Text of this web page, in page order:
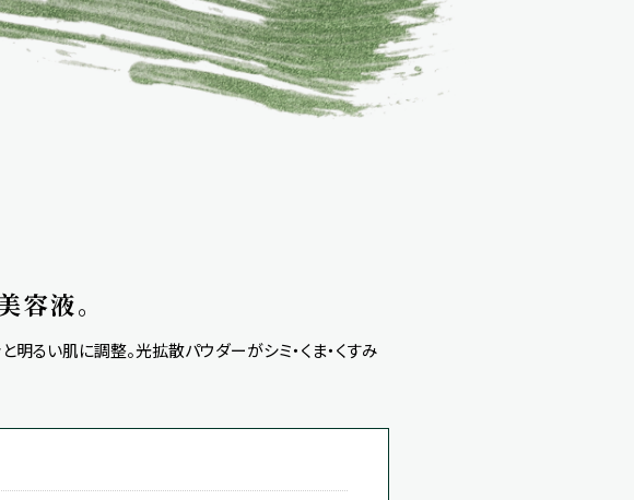
容液。
るい肌に調整。光拡散パウダーがシミ・くま・くすみ